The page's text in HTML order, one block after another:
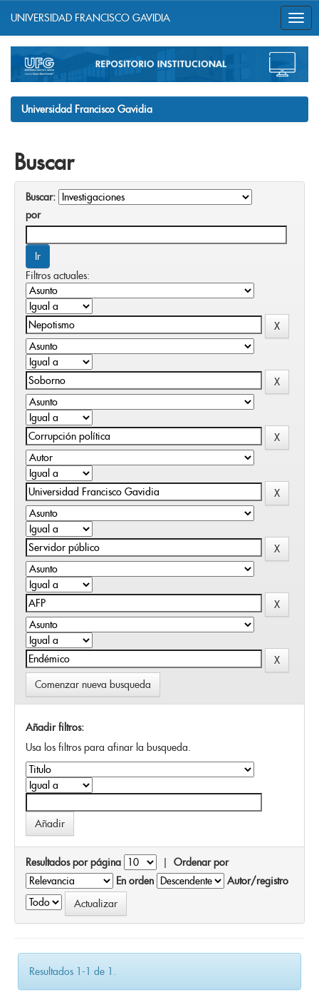
navigation
UNIVERSIDAD FRANCISCO GAVIDIA
Universidad Francisco Gavidia
Buscar
Buscar:
por
Filtros actuales:
Comenzar nueva busqueda
Añadir filtros:
Usa los filtros para afinar la busqueda.
Resultados por página | Ordenar por
En orden
Autor/registro
Resultados 1-1 de 1.